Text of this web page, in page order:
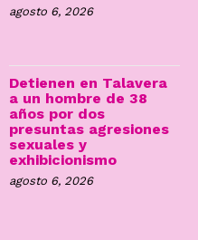
agosto 6, 2026
Detienen en Talavera
a un hombre de 38
años por dos
presuntas agresiones
sexuales y
exhibicionismo
agosto 6, 2026